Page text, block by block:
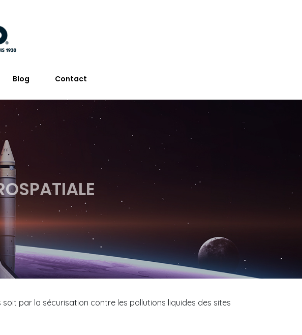
Blog Contact
par la sécurisation contre les pollutions liquides des sites